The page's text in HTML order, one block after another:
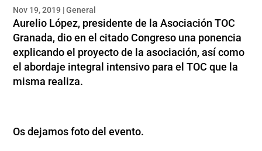
Nov 19, 2019 |General
Aurelio López, presidente de la Asociación TOC
Granada, dio en el citado Congreso una ponencia
explicando el proyecto de la asociación, así como
el abordaje integral intensivo para el TOC que la
misma realiza.
Os dejamos foto del evento.